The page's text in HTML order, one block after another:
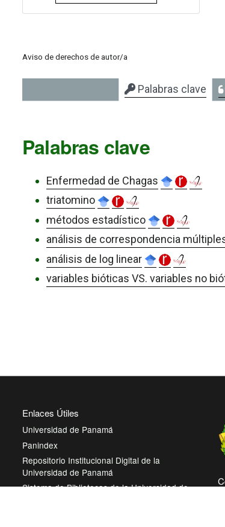
Aviso de derechos de autor/a
Palabras clave
Palabras clave
Enfermedad de Chagas
triatomino
métodos estadístico
análisis de correspondencia
análisis de log linear
variables bióticas VS. variables no
Enlaces Útiles
Universidad de Panamá
Panindex
Repositorio Institucional Digital de la
Universidad de Panamá
Sistema de Bibliotecas de la Universidad de